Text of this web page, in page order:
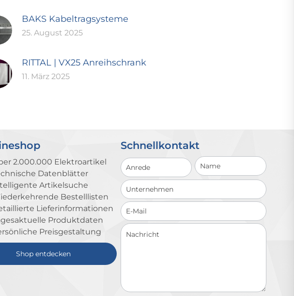
BAKS Kabeltragsysteme
25. August 2025
RITTAL | VX25 Anreihschrank
11. März 2025
2.000.000 Elektroartikel
Datenblätter
Artikelsuche
Bestelllisten
Lieferinformationen
Produktdaten
Preisgestaltung
Shop entdecken
Schnellkontakt
Schnellkontakt